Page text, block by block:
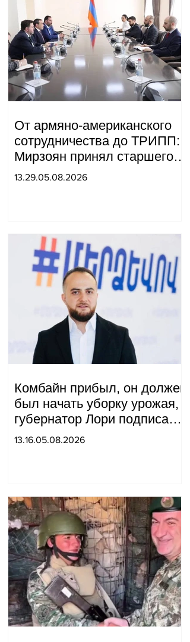
От армяно-американского
сотрудничества до ТРИПП:
Мирзоян принял старшего
советника специального
13.29.05.08.2026
Комбайн прибыл, он должен
был начать уборку урожая,
губернатор Лори подписал
постановление о запрете
13.16.05.08.2026